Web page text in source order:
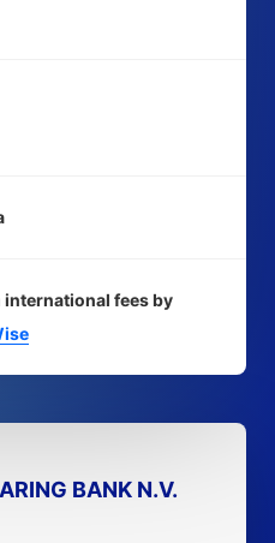
international fees by
BANK N.V.